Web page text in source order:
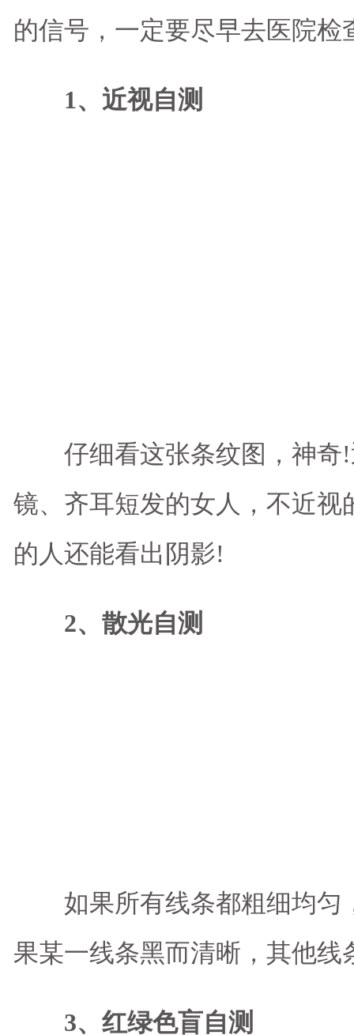
的信号，一定要尽早去医院检
1、近视自测
仔细看这张条纹图，神奇!
镜、齐耳短发的女人，不近
的人还能看出阴影!
2、散光自测
如果所有线条都粗细均匀
果某一线条黑而清晰，其他
3、红绿色盲自测